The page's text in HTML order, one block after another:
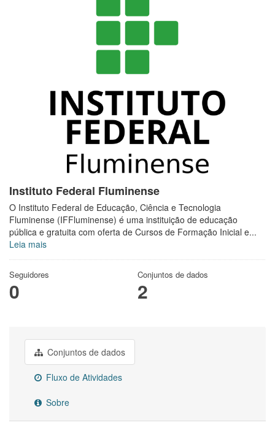
Instituto Federal Fluminense
O Instituto Federal de Educação, Ciência e Tecnologia
Fluminense (IFFluminense) é uma instituição de educação
pública e gratuita com oferta de Cursos de Formação Inicial e...
Leia mais
Seguidores
0
Conjuntos de dados
2
Conjuntos de dados
Fluxo de Atividades
Sobre